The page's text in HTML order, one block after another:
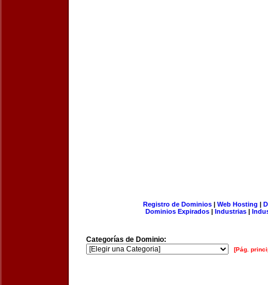
Registro de Dominios| Web Hosting |
Dominios Expirados | Industrias |
Categorías de Dominio:
[Pág.